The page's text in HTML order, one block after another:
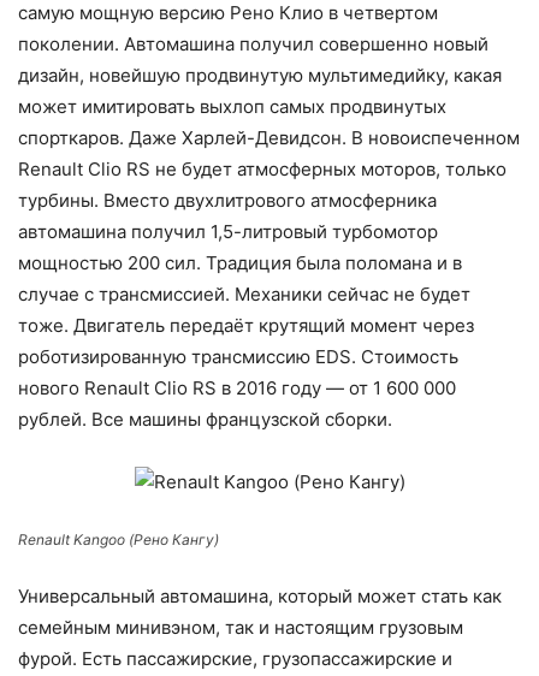
самую мощную версию Рено Клио в четвертом
поколении. Автомашина получил совершенно новый
дизайн, новейшую продвинутую мультимедийку, какая
может имитировать выхлоп самых продвинутых
спорткаров. Даже Харлей-Девидсон. В новоиспеченном
Renault Clio RS не будет атмосферных моторов, только
турбины. Вместо двухлитрового атмосферника
автомашина получил 1,5-литровый турбомотор
мощностью 200 сил. Традиция была поломана и в
случае с трансмиссией. Механики сейчас не будет
тоже. Двигатель передаёт крутящий момент через
роботизированную трансмиссию EDS. Стоимость
нового Renault Clio RS в 2016 году — от 1 600 000
рублей. Все машины французской сборки.
Renault Kangoo (Рено Кангу)
Универсальный автомашина, который может стать как
семейным минивэном, так и настоящим грузовым
фурой. Есть пассажирские, грузопассажирские и